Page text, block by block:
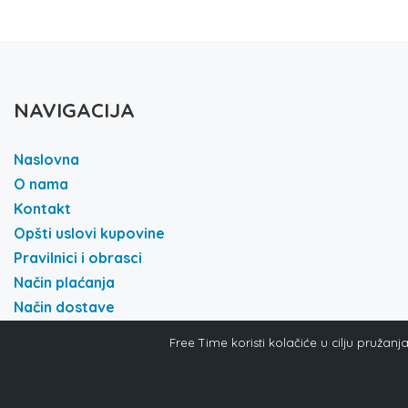
NAVIGACIJA
Naslovna
O nama
Kontakt
Opšti uslovi kupovine
Pravilnici i obrasci
Način plaćanja
Način dostave
Free Time koristi kolačiće u cilju